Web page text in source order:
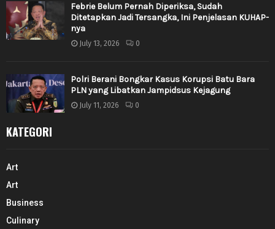
Febrie Belum Pernah Diperiksa, Sudah
Ditetapkan Jadi Tersangka, Ini Penjelasan KUHAP-
nya
July 13, 2026 0
Polri Berani Bongkar Kasus Korupsi Batu Bara
PLN yang Libatkan Jampidsus Kejagung
July 11, 2026 0
KATEGORI
Art
Art
Business
Culinary